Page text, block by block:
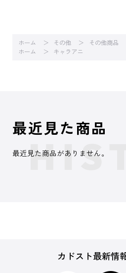
ホーム その他
その他商品
ホーム
キャラアニ
最近見た商品
最近見た商品がありません。
カドスト最新情